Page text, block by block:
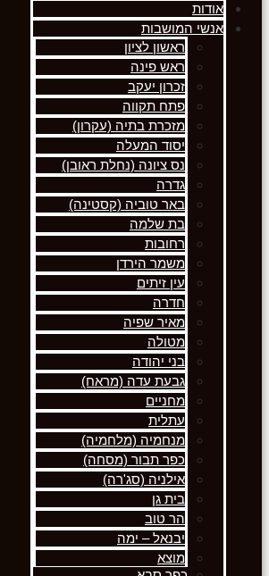
אודות
אנשי המושבות
ראשון לציון
ראש פינה
זכרון יעקב
פתח תקווה
מזכרת בתיה (עקרון)
יסוד המעלה
נס ציונה (נחלת ראובן)
גדרה
באר טוביה (קסטינה)
בת שלמה
רחובות
משמר הירדן
עין זיתים
חדרה
מאיר שפיה
מטולה
בני יהודה
גבעת עדה (מראח)
מחניים
עתלית
מנחמיה (מלחמיה)
כפר תבור (מסחה)
אילניה (סג'רה)
בית גן
הר טוב
יבנאל – ימה
מוצא